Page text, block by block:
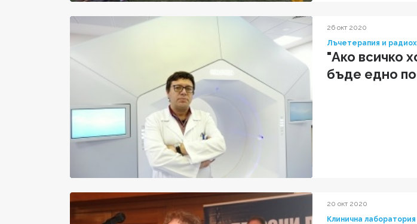
26 окт 2020
Лъчетерапия и
"Ако всичко
бъде едно
20 окт 2020
Клинична лаборатория